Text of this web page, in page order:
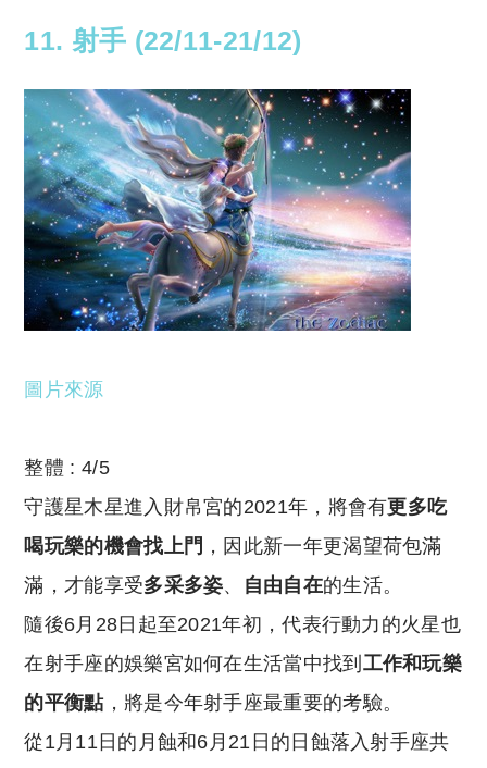
11. 射手 (22/11-21/12)
圖片來源
整體 : 4/5
守護星木星進入財帛宮的2021年，將會有更多吃
喝玩樂的機會找上門 ，因此新一年更渴望荷包滿
滿，才能享受多采多姿、 自由自在的生活。
隨後6月28日起至2021年初，代表行動力的火星也
在射手座的娛樂宮如何在生活當中找到 工作和玩樂
的平衡點，將是今年射手座最重要的考驗。
從1月11日的月蝕和6月21日的日蝕落入射手座共